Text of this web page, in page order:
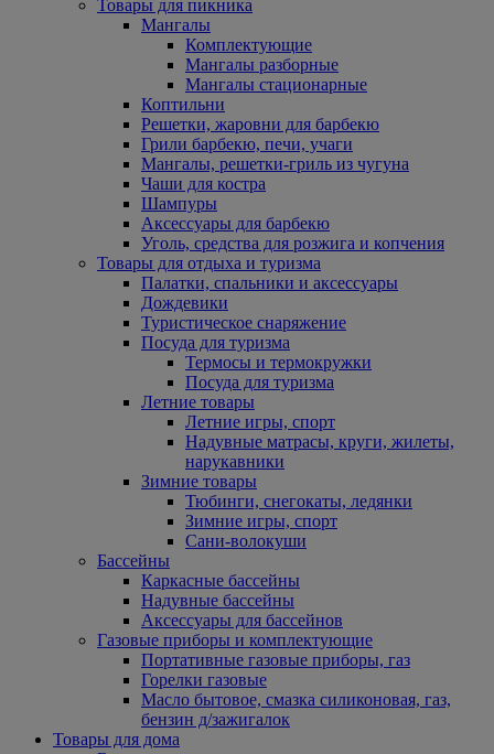
Товары для пикника
Мангалы
Комплектующие
Мангалы разборные
Мангалы стационарные
Коптильни
Решетки, жаровни для барбекю
Грили барбекю, печи, учаги
Мангалы, решетки-гриль из чугуна
Чаши для костра
Шампуры
Аксессуары для барбекю
Уголь, средства для розжига и копчения
Товары для отдыха и туризма
Палатки, спальники и аксессуары
Дождевики
Туристическое снаряжение
Посуда для туризма
Термосы и термокружки
Посуда для туризма
Летние товары
Летние игры, спорт
Надувные матрасы, круги, жилеты,
нарукавники
Зимние товары
Тюбинги, снегокаты, ледянки
Зимние игры, спорт
Сани-волокуши
Бассейны
Каркасные бассейны
Надувные бассейны
Аксессуары для бассейнов
Газовые приборы и комплектующие
Портативные газовые приборы, газ
Горелки газовые
Масло бытовое, смазка силиконовая, газ,
бензин д/зажигалок
Товары для дома